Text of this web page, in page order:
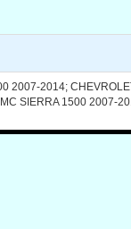
2013 V8 6.2L
V8 6.0L
2007-2014;
SIERRA 1500 2007-